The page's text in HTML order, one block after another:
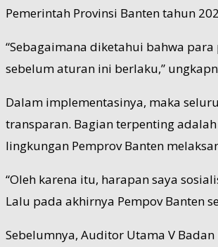
Pemerintah Provinsi Banten tahun
“Sebagaimana diketahui bahwa
sebelum aturan ini berlaku,”
Dalam implementasinya, maka
transparan. Bagian terpenting
lingkungan Pemprov Banten
“Oleh karena itu, harapan saya
Lalu pada akhirnya Pempov Banten
Sebelumnya, Auditor Utama V